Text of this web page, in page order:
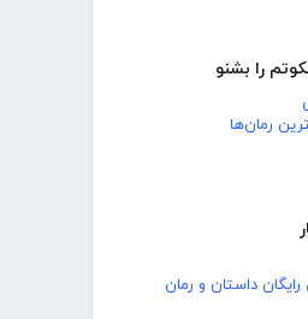
را بشنو
رمان‌ها
داستان و رمان